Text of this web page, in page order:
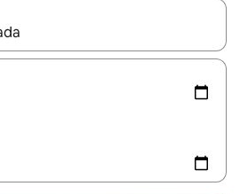
sind, navigiere mit den